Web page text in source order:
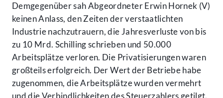
Demgegenüber sah Abgeordneter Erwin Hornek (V)
keinen Anlass, den Zeiten der verstaatlichten
Industrie nachzutrauern, die Jahresverluste von bis
zu 10 Mrd. Schilling schrieben und 50.000
Arbeitsplätze verloren. Die Privatisierungen waren
großteils erfolgreich. Der Wert der Betriebe habe
zugenommen, die Arbeitsplätze wurden vermehrt
und die Verbindlichkeiten des Steuerzahlers getilgt.